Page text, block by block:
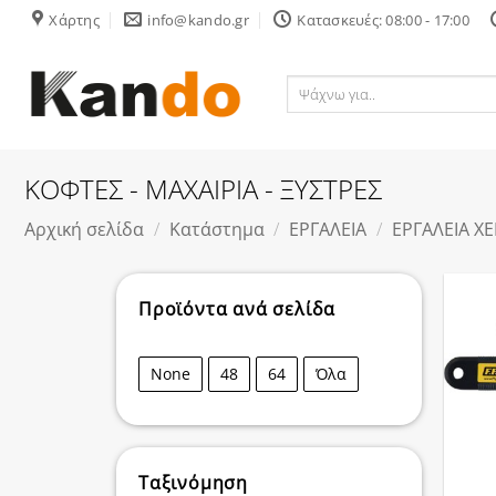
Skip
content
Χάρτης info@kando.gr Κατασκευές: 08:00 - 17:00
Ψάχνω
ΚΟΦΤΕΣ - ΜΑΧΑΙΡΙΑ - ΞΥΣΤΡΕΣ
Αρχική σελίδα / Κατάστημα / ΕΡΓΑΛΕΙΑ / ΕΡΓΑΛΕΙΑ
Προϊόντα ανά σελίδα
None 48 64 Όλα
Ταξινόμηση